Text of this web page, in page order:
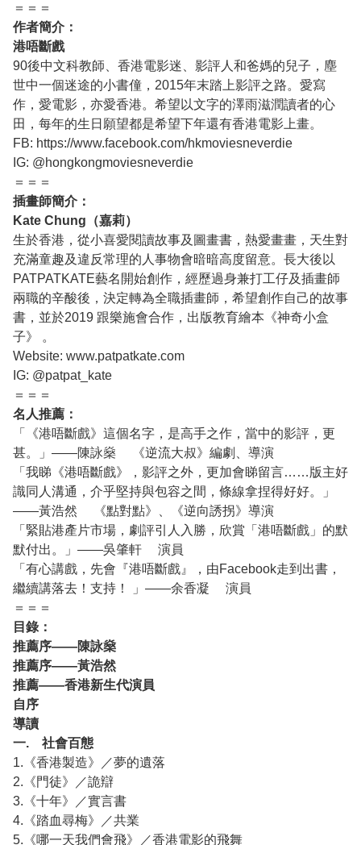
＝＝＝
作者簡介：
港唔斷戲
90後中文科教師、香港電影迷、影評人和爸媽的兒子，塵
世中一個迷途的小書僮，2015年末踏上影評之路。愛寫
作，愛電影，亦愛香港。希望以文字的澤雨滋潤讀者的心
田，每年的生日願望都是希望下年還有香港電影上畫。
FB: https://www.facebook.com/hkmoviesneverdie
IG: @hongkongmoviesneverdie
＝＝＝
插畫師簡介：
Kate Chung（嘉莉）
生於香港，從小喜愛閱讀故事及圖畫書，熱愛畫畫，天生對
充滿童趣及違反常理的人事物會暗暗高度留意。長大後以
PATPATKATE藝名開始創作，經歷過身兼打工仔及插畫師
兩職的辛酸後，決定轉為全職插畫師，希望創作自己的故事
書，並於2019 跟樂施會合作，出版教育繪本《神奇小盒
子》 。
Website: www.patpatkate.com
IG: @patpat_kate
＝＝＝
名人推薦：
「《港唔斷戲》這個名字，是高手之作，當中的影評，更
甚。」——陳詠燊 《逆流大叔》編劇、導演
「我睇《港唔斷戲》，影評之外，更加會睇留言……版主好
識同人溝通，介乎堅持與包容之間，條線拿捏得好好。」
——黃浩然 《點對點》、《逆向誘拐》導演
「緊貼港產片市場，劇評引人入勝，欣賞「港唔斷戲」的默
默付出。」——吳肇軒 演員
「有心講戲，先會『港唔斷戲』，由Facebook走到出書，
繼續講落去！支持！ 」——余香凝 演員
＝＝＝
目錄：
推薦序——陳詠燊
推薦序——黃浩然
推薦——香港新生代演員
自序
導讀
一. 社會百態
1.《香港製造》／夢的遺落
2.《門徒》／詭辯
3.《十年》／實言書
4.《踏血尋梅》／共業
5.《哪一天我們會飛》／香港電影的飛舞